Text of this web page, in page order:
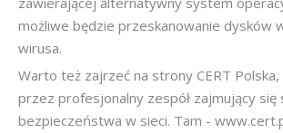
możliwe będzie przeskanowanie dysków
wirusa.
Warto też zajrzeć na strony CERT
przez profesjonalny zespół zajmujący się
bezpieczeństwa w sieci. Tam -